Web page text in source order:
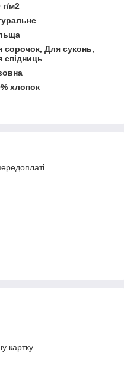
г/м2
сорочок, Для суконь,
спідниць
хлопок
картку